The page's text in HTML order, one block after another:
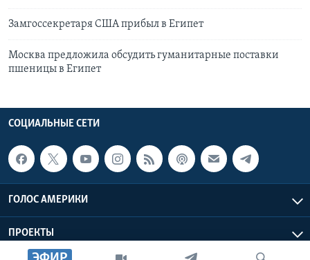
Замгоссекретаря США прибыл в Египет
Москва предложила обсудить гуманитарные поставки
пшеницы в Египет
СОЦИАЛЬНЫЕ СЕТИ
ГОЛОС АМЕРИКИ
ПРОЕКТЫ